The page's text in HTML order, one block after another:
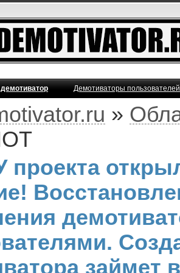
Демотиваторы
»
проекта
займет